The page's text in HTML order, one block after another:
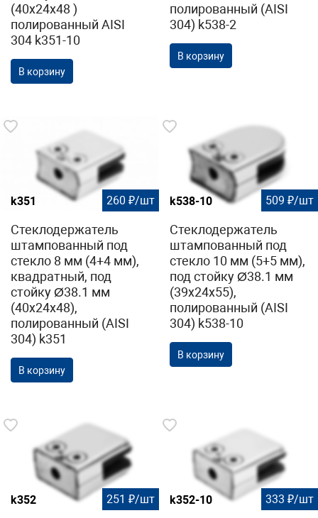
(40х24х48 )
полированный AISI
304 k351-10
В корзину
полированный (AISI
304) k538-2
В корзину
k351 260 ₽/шт
Стеклодержатель
штампованный под
стекло 8 мм (4+4 мм),
квадратный, под
стойку Ø38.1 мм
(40х24х48),
полированный (AISI
304) k351
В корзину
k538-10 509 ₽/шт
Стеклодержатель
штампованный под
стекло 10 мм (5+5 мм),
под стойку Ø38.1 мм
(39х24х55),
полированный (AISI
304) k538-10
В корзину
k352 251 ₽/шт k352-10 333 ₽/шт